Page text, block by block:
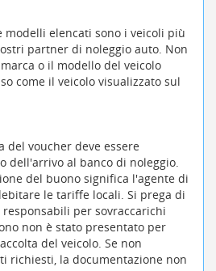
modelli elencati sono i veicoli più
partner di noleggio auto. Non
o il modello del veicolo
come il veicolo visualizzato sul
del voucher deve essere
dell'arrivo al banco di noleggio.
del buono significa l'agente di
le tariffe locali. Si prega di
per sovraccarichi
non è stato presentato per
del veicolo. Se non
richiesti, la documentazione non